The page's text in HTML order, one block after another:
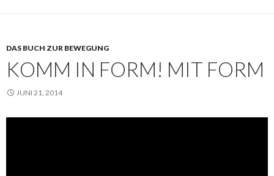
DAS BUCH ZUR BEWEGUNG
KOMM IN FORM! MIT FORM
JUNI 21, 2014